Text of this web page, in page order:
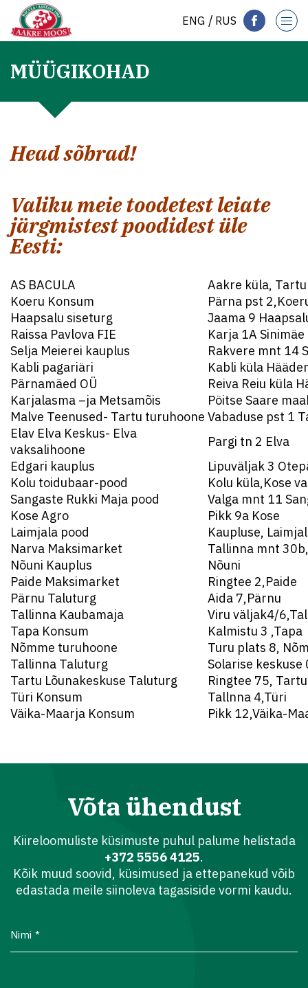
ENG RUS
MÜÜGIKOHAD
Head sõbrad!
Valiku meie toodetest leiate
järgmistest poodidest üle
Eesti:
AS BACULA
Aakre küla,
Koeru Konsum
Pärna pst
Haapsalu siseturg
Jaama 9
Raissa Pavlova FIE
Karja 1A Sinimäe
Selja Meierei kauplus
Rakvere mnt 14
Kabli pagariäri
Kabli küla
Pärnamäed OÜ
Reiva Reiu küla
Karjalasma –ja Metsamõis
Pöitse Saare
Malve Teenused- Tartu turuhoone Vabaduse pst 1
Elav Elva Keskus- Elva
vaksalihoone
Pargi tn 2 Elva
Edgari kauplus
Lipuväljak 3
Kolu toidubaar-pood
Kolu küla,Kose
Sangaste Rukki Maja pood
Valga mnt 11
Kose Agro
Pikk 9a Kose
Laimjala pood
Kaupluse,
Narva Maksimarket
Tallinna mnt
Nõuni Kauplus
Nõuni
Paide Maksimarket
Ringtee 2,Paide
Pärnu Taluturg
Aida 7,Pärnu
Tallinna Kaubamaja
Viru väljak4/
Tapa Konsum
Kalmistu 3 ,Tapa
Nõmme turuhoone
Turu plats 8,
Tallinna Taluturg
Solarise
Tartu Lõunakeskuse Taluturg
Ringtee 75, Tartu
Türi Konsum
Tallnna 4,Türi
Väika-Maarja Konsum
Pikk 12,Väika-
Võta ühendust
Kiireloomuliste küsimuste puhul palume helistada
+372 5556 4125.
Kõik muud soovid, küsimused ja ettepanekud võib
edastada meile siinoleva tagasiside vormi kaudu.
Nimi